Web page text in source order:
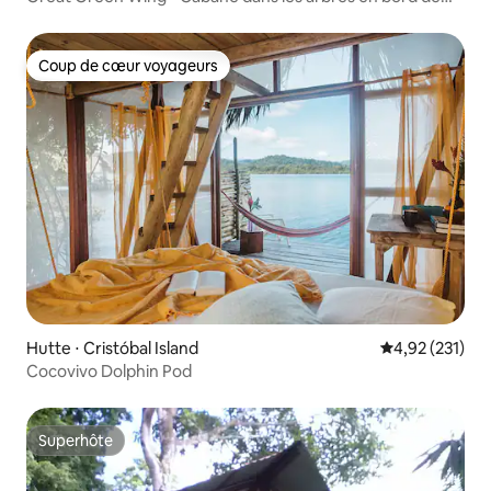
Coup de cœur voyageurs
Coup de cœur voyageurs
Hutte ⋅ Cristóbal Island Évaluation
4,92 (231)
Cocovivo Dolphin Pod
Superhôte
Superhôte